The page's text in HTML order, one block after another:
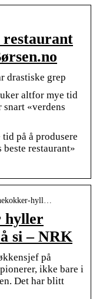
restaurant
drastiske grep
altfor mye tid
snart «verdens
på å produsere
restaurant»
hyll…
hyller
si – NRK
på
ikke bare i
Det har blitt